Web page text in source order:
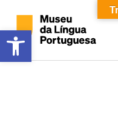
Barra de Ferramentas Aberta
para
o
conteúdo
para
o
menu
principal